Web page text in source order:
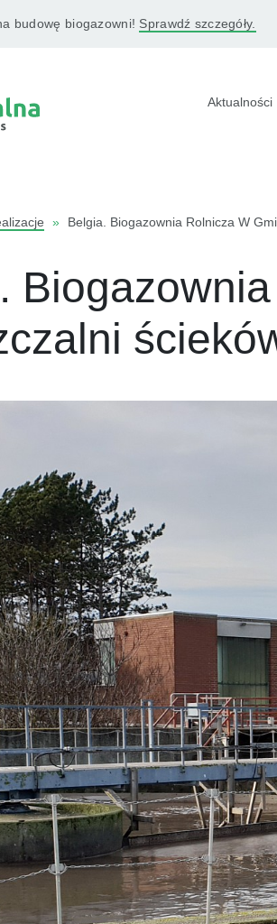
budowę biogazowni! Sprawdź szczegóły.
Aktualności
» Belgia. Biogazownia Rolnicza W